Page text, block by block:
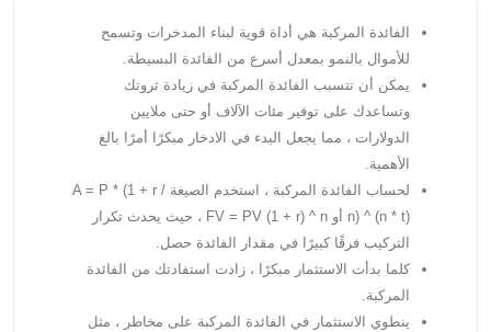
الفائدة المركبة هي أداة قوية لبناء المدخرات وتسمح
للأموال بالنمو بمعدل أسرع من الفائدة البسيطة.
يمكن أن تتسبب الفائدة المركبة في زيادة ثروتك
وتساعدك على توفير مئات الآلاف أو حتى ملايين
الدولارات ، مما يجعل البدء في الادخار مبكرًا أمرًا بالغ
الأهمية.
لحساب الفائدة المركبة ، استخدم الصيغة A = P * (1 + r /
n) ^ (n * t) أو FV = PV (1 + r) ^ n ، حيث يحدث تكرار
التركيب فرقًا كبيرًا في مقدار الفائدة حصل.
كلما بدأت الاستثمار مبكرًا ، زادت استفادتك من الفائدة
المركبة.
ينطوي الاستثمار في الفائدة المركبة على مخاطر ، مثل